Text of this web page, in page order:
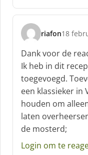
f
riafon
s
c
h
r
e
e
f
:
18
Dank voor de
Ik heb in dit
toegevoegd.
een klassieker in
houden om
laten
de mosterd;
Login om te